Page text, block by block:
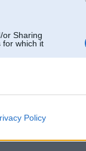
or Sharing
for which it
Policy